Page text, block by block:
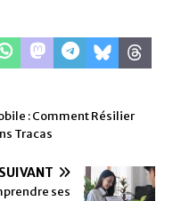
: Comment Résilier
Tracas
SUIVANT
ses